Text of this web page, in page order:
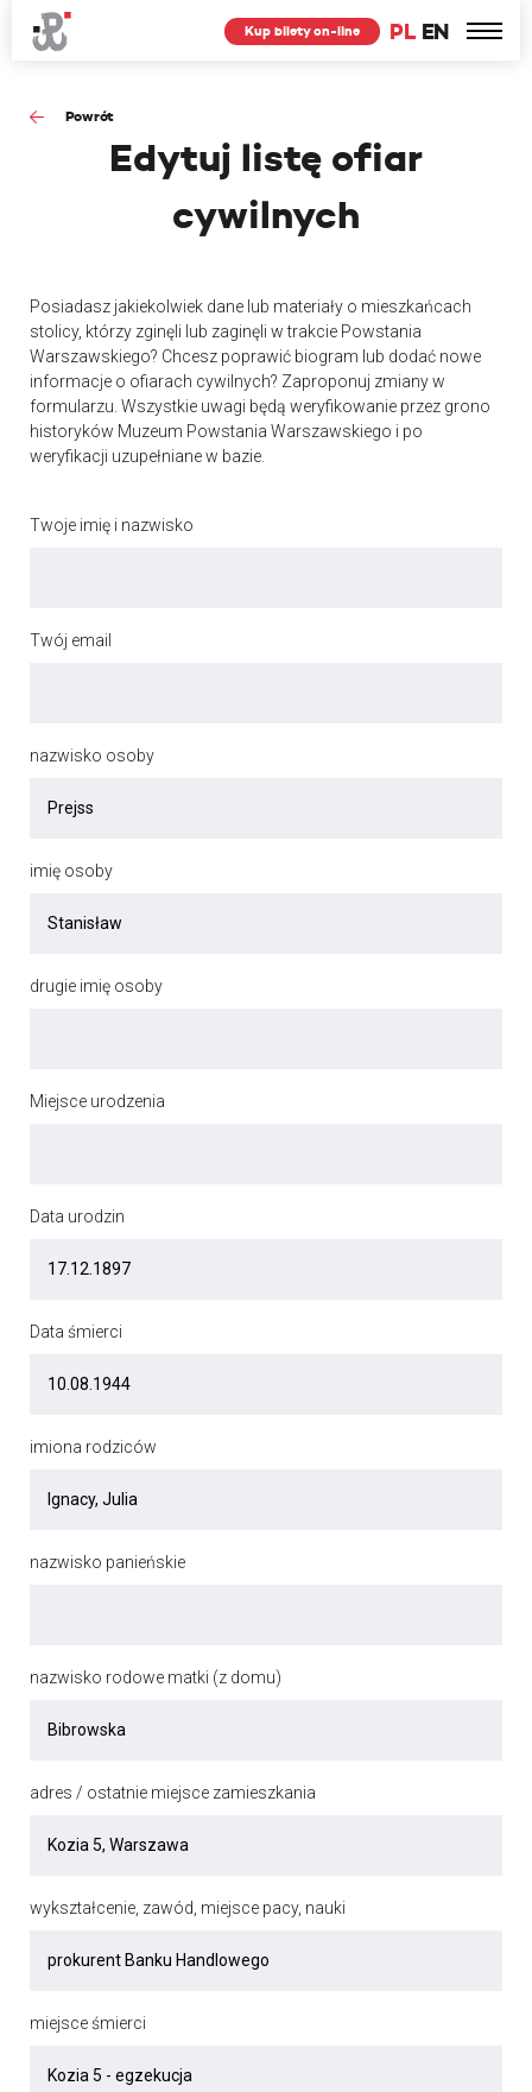
PL EN
Kup bilety on-line
Powrót
Edytuj listę ofiar
cywilnych
Posiadasz jakiekolwiek dane lub materiały o mieszkańcach
stolicy, którzy zginęli lub zaginęli w trakcie Powstania
Warszawskiego? Chcesz poprawić biogram lub dodać nowe
informacje o ofiarach cywilnych? Zaproponuj zmiany w
formularzu. Wszystkie uwagi będą weryfikowanie przez grono
historyków Muzeum Powstania Warszawskiego i po
weryfikacji uzupełniane w bazie.
Twoje imię i nazwisko
Twój email
nazwisko osoby
imię osoby
drugie imię osoby
Miejsce urodzenia
Data urodzin
Data śmierci
imiona rodziców
nazwisko panieńskie
nazwisko rodowe matki (z domu)
adres / ostatnie miejsce zamieszkania
wykształcenie, zawód, miejsce pacy, nauki
miejsce śmierci